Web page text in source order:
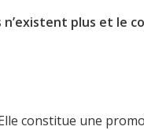
plus et le
constitue une